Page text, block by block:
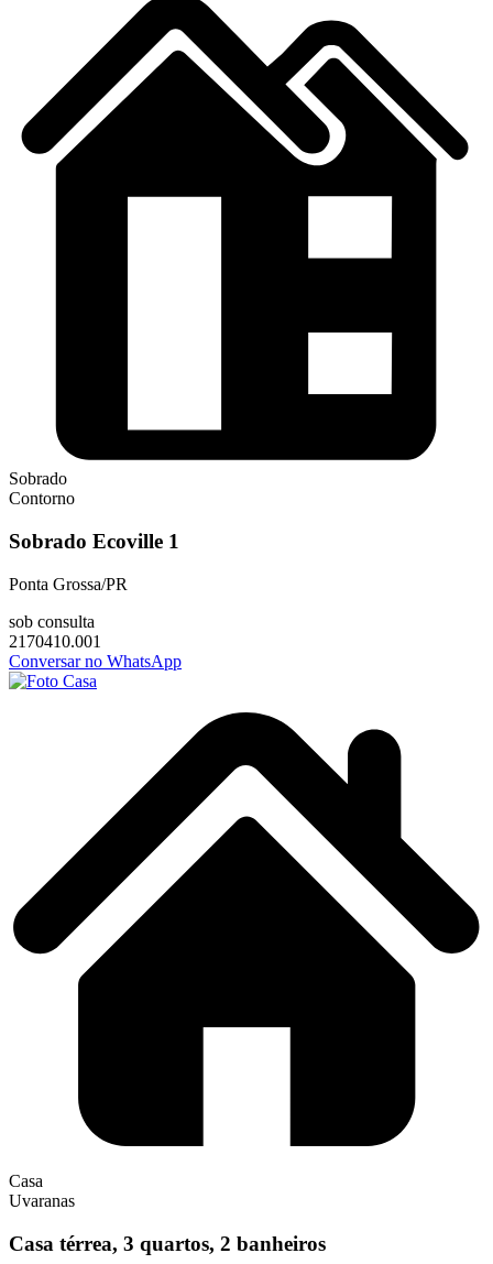
Sobrado
Contorno
Sobrado Ecoville 1
Ponta Grossa/PR
sob consulta
2170410.001
Conversar no WhatsApp
Casa
Uvaranas
Casa térrea, 3 quartos, 2 banheiros